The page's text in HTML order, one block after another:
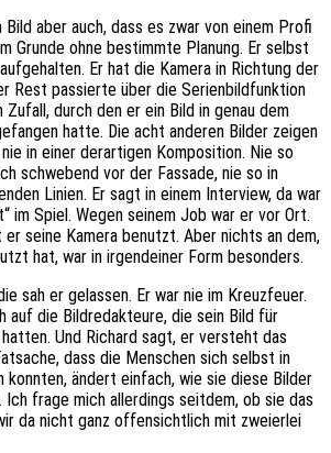
aber auch, dass es zwar von einem Profi
Grunde ohne bestimmte Planung. Er selbst
Er hat die Kamera in Richtung der
Rest passierte über die Serienbildfunktion
Zufall, durch den er ein Bild in genau dem
hatte. Die acht anderen Bilder zeigen
in einer derartigen Komposition. Nie so
schwebend vor der Fassade, nie so in
Linien. Er sagt in einem Interview, da war
im Spiel. Wegen seinem Job war er vor Ort.
er seine Kamera benutzt. Aber nichts an dem,
hat, war in irgendeiner Form besonders.
sah er gelassen. Er war nie im Kreuzfeuer.
auf die Bildredakteure, die sein Bild für
Und Richard sagt, er versteht das
dass die Menschen sich selbst in
konnten, ändert einfach, wie sie diese Bilder
Ich frage mich allerdings seitdem, ob sie das
da nicht ganz offensichtlich mit zweierlei